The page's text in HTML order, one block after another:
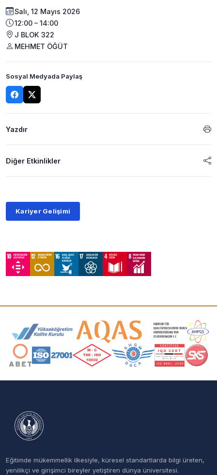
Salı, 12 Mayıs 2026
12:00 – 14:00
J BLOK 322
MEHMET ÖĞÜT
Sosyal Medyada Paylaş
Yazdır
Diğer Etkinlikler
Kariyer Gelişimi
Akreditasyon ve Üyelik Logoları
Eğitimde mükemmellik ilkesiyle, küresel standartlarda bilgi üreten,
yenilikçi ve girişimci bireyler yetiştiren dünya üniversitesi.